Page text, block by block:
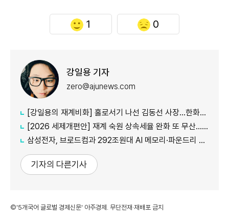
1 0
강일용 기자
zero@ajunews.com
[강일용의 재계비화] 홀로서기 나선 김동선 사장...한화M&S 향후 과제는?
[2026 세제개편안] 재계 숙원 상속세율 완화 또 무산...국내생산·석화 세제지원 실효성 의문
삼성전자, 브로드컴과 292조원대 AI 메모리·파운드리 협력...차세대 HBM 경쟁력 입증
기자의 다른기사
©'5개국어 글로벌 경제신문' 아주경제. 무단전재·재배포 금지